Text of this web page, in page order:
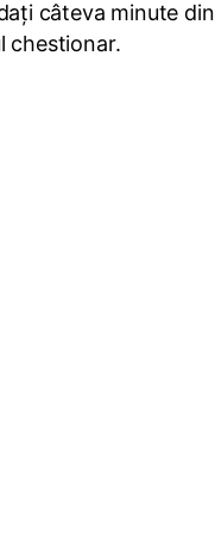
câteva minute din
chestionar.